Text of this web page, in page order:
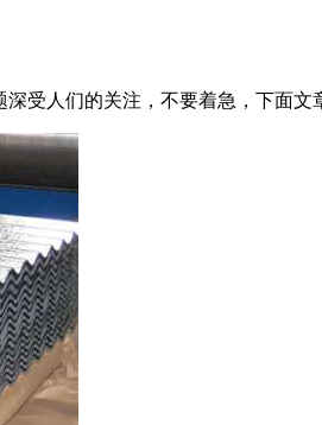
受人们的关注，不要着急，下面文